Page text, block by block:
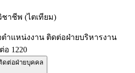
าชีพ (ไตเทียม)
ตำแหน่งงาน ติดต่อฝ่ายบริหารงาน
อ 1220
ดต่อฝ่ายบุคคล